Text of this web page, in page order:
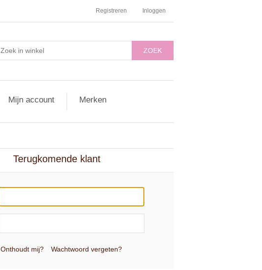
Registreren Inloggen
ZOEK
Mijn account Merken
Terugkomende klant
Onthoudt mij? Wachtwoord vergeten?